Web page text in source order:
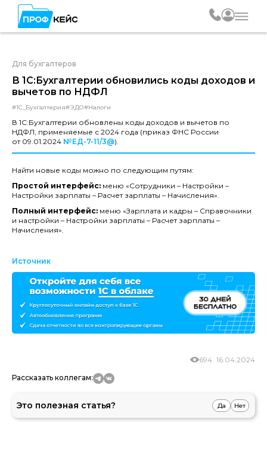
Для бухгалтеров
В 1С:Бухгалтерии обновились коды доходов и
вычетов по НДФЛ
#1С_Бухгалтерия#ЭДО#Налоги
В 1С:Бухгалтерии обновлены коды доходов и вычетов по
НДФЛ, применяемые с 2024 года (приказ ФНС России
от 09.01.2024 №ЕД-7-11/3@).
Найти новые коды можно по следующим путям:
Простой интерфейс: меню «Сотрудники – Настройки –
Настройки зарплаты – Расчет зарплаты – Начисления».
Полный интерфейс: меню «Зарплата и кадры – Справочники
и настройки – Настройки зарплаты – Расчет зарплаты –
Начисления».
Источник
16.04.2024
694
Рассказать коллегам:
Это полезная статья? Да Нет